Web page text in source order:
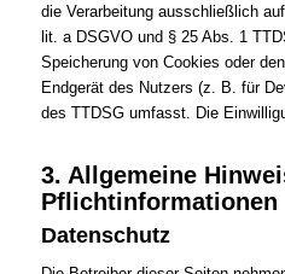
die Verarbeitung ausschließlich
lit. a DSGVO und § 25 Abs. 1
Speicherung von Cookies oder
Endgerät des Nutzers (z. B. für
des TTDSG umfasst. Die
3. Allgemeine
Pflichtinformationen
Datenschutz